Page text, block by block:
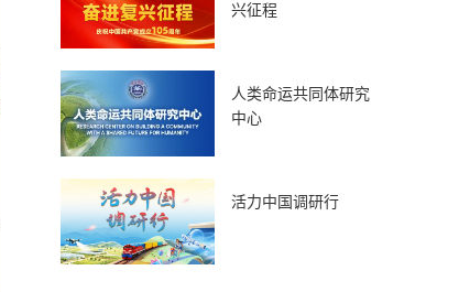
兴征程
人类命运共同体研究
中心
活力中国调研行